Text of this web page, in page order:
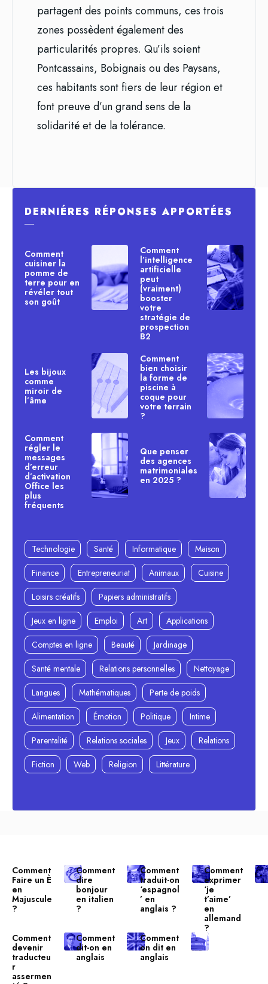
partagent des points communs, ces trois
zones possèdent également des
particularités propres. Qu’ils soient
Pontcassains, Bobignais ou des Paysans,
ces habitants sont fiers de leur région et
font preuve d’un grand sens de la
solidarité et de la tolérance.
DERNIÉRES RÉPONSES APPORTÉES
―
Comment
cuisiner la
pomme de
terre pour en
révéler tout
son goût
Comment
l’intelligence
artificielle
peut
(vraiment)
booster
votre
stratégie de
prospection
B2
Les bijoux
comme
miroir de
l’âme
Comment
bien choisir
la forme de
piscine à
coque pour
votre terrain
?
Comment
régler le
messages
d’erreur
d’activation
Office les
plus
fréquents
Que penser
des agences
matrimoniales
en 2025 ?
Technologie Santé Informatique
Maison
Finance
Entrepreneuriat Animaux
Cuisine
Loisirs créatifs
Papiers administratifs
Jeux en ligne
Emploi Art
Applications
Comptes en ligne
Beauté
Jardinage
Santé mentale
Relations personnelles
Nettoyage
Langues
Mathématiques
Perte de poids
Alimentation
Émotion Politique
Intime
Parentalité
Relations sociales Jeux
Relations
Fiction
Web Religion Littérature
Comment
Faire un È
en
Majuscule
?
Comment
dire
bonjour
en italien
?
Comment
traduit-on
‘espagnol
’ en
anglais ?
Comment
exprimer
‘je
t’aime’
en
allemand
?
Comment
devenir
traducteu
r
assermen
Comment
dit-on en
anglais
Comment
on dit en
anglais